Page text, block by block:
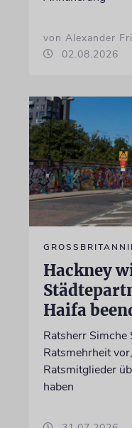
von Alexander
02.08.2026
Hackney
Haifa
Ratsherr
Ratsmehrheit
Ratsmitglieder
haben